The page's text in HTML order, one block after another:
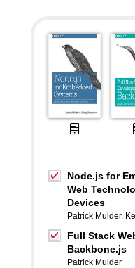
Node.js for
Web
Devices
Patrick Mulder,
Full Stack
Backbone.js
Patrick Mulder